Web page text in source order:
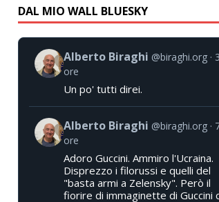
DAL MIO WALL BLUESKY
Alberto Biraghi @biraghi.org
3
ore
Un po' tutti direi.
Alberto Biraghi @biraghi.org
ore
Adoro Guccini. Ammiro l'Ucraina.
Disprezzo i filorussi e quelli del
"basta armi a Zelensky". Però il
fiorire di immaginette di Guccini